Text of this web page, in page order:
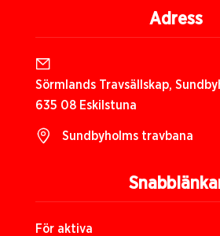
För aktiva
Adress
Sörmlands Travsällskap,
635 08 Eskilstuna
Sundbyholms travbana